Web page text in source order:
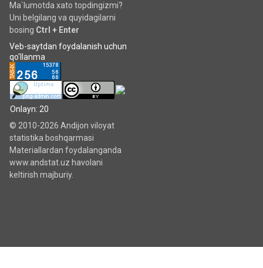
Ma`lumotda xato topdingizmi?
Uni belgilang va quyidagilarni
bosing Ctrl + Enter
Veb-saytdan foydalanish uchun
qo'llanma
Onlayn: 20
© 2010-2026 Andijon viloyat
statistika boshqarmasi
Materiallardan foydalanganda
www.andstat.uz havolani
keltirish majburiy.